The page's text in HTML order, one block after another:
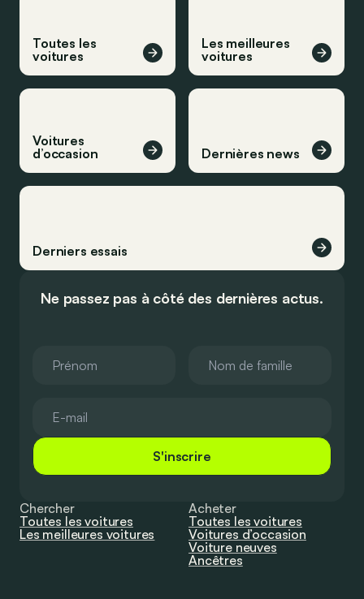
Toutes les
voitures
Les meilleures
voitures
Voitures
d’occasion
Dernières news
Derniers essais
Ne passez pas à côté des dernières actus.
S'inscrire
Chercher
Toutes les voitures
Les meilleures voitures
Acheter
Toutes les voitures
Voitures d’occasion
Voiture neuves
Ancêtres